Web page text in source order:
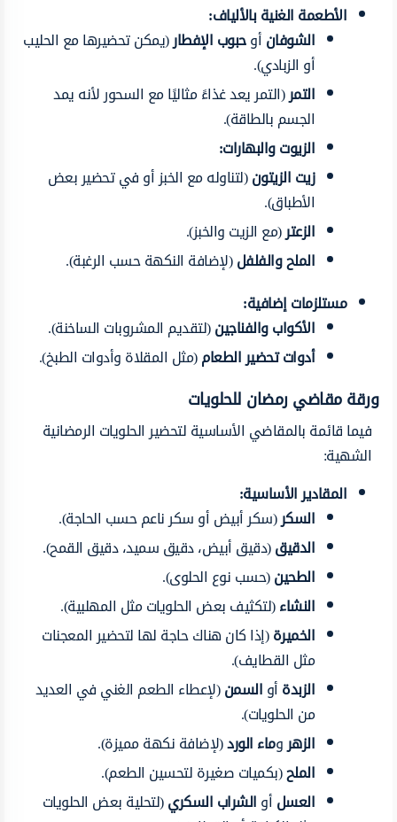
الأطعمة الغنية بالألياف:
الشوفانأوحبوب الإفطار(يمكن تحضيرها مع الحليب
أو الزبادي).
التمر(التمر يعد غذاءً مثاليًا مع السحور لأنه يمد
الجسم بالطاقة).
الزيوت والبهارات:
زيت الزيتون(لتناوله مع الخبز أو في تحضير بعض
الأطباق).
الزعتر(مع الزيت والخبز).
الملح والفلفل(لإضافة النكهة حسب الرغبة).
مستلزمات إضافية:
الأكواب والفناجين(لتقديم المشروبات الساخنة).
أدوات تحضير الطعام(مثل المقلاة وأدوات الطبخ).
ورقة مقاضي رمضان للحلويات
فيما قائمة بالمقاضي الأساسية لتحضير الحلويات الرمضانية
الشهية:
المقادير الأساسية:
السكر(سكر أبيض أو سكر ناعم حسب الحاجة).
الدقيق(دقيق أبيض، دقيق سميد، دقيق القمح).
الطحين(حسب نوع الحلوى).
النشاء(لتكثيف بعض الحلويات مثل المهلبية).
الخميرة(إذا كان هناك حاجة لها لتحضير المعجنات
مثل القطايف).
الزبدةأوالسمن(لإعطاء الطعم الغني في العديد
من الحلويات).
الزهروماء الورد(لإضافة نكهة مميزة).
الملح(بكميات صغيرة لتحسين الطعم).
العسلأوالشراب السكري(لتحلية بعض الحلويات